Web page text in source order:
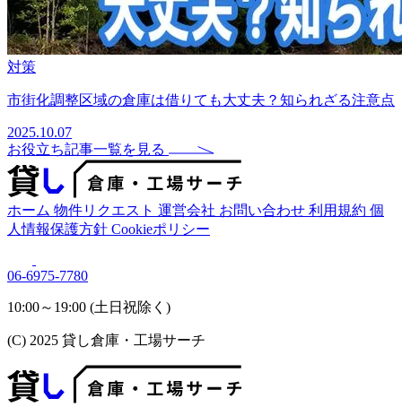
対策
市街化調整区域の倉庫は借りても大丈夫？知られざる注意点
2025.10.07
お役立ち記事一覧を見る
ホーム 物件リクエスト 運営会社 お問い合わせ 利用規約 個
人情報保護方針 Cookieポリシー
06-6975-7780
10:00～19:00 (土日祝除く)
(C) 2025 貸し倉庫・工場サーチ